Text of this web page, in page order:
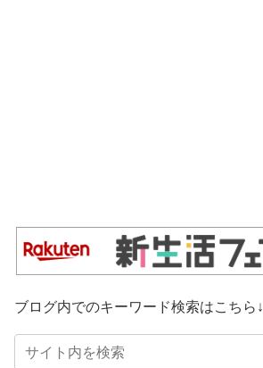
ブログ内でのキーワード検索はこちら↓